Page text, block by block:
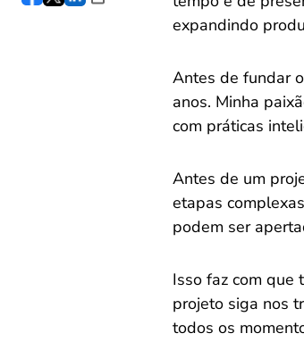
expandindo
Antes de fundar
anos. Minha
com práticas
Antes de um
etapas
podem ser
Isso faz com que
projeto siga nos
todos os